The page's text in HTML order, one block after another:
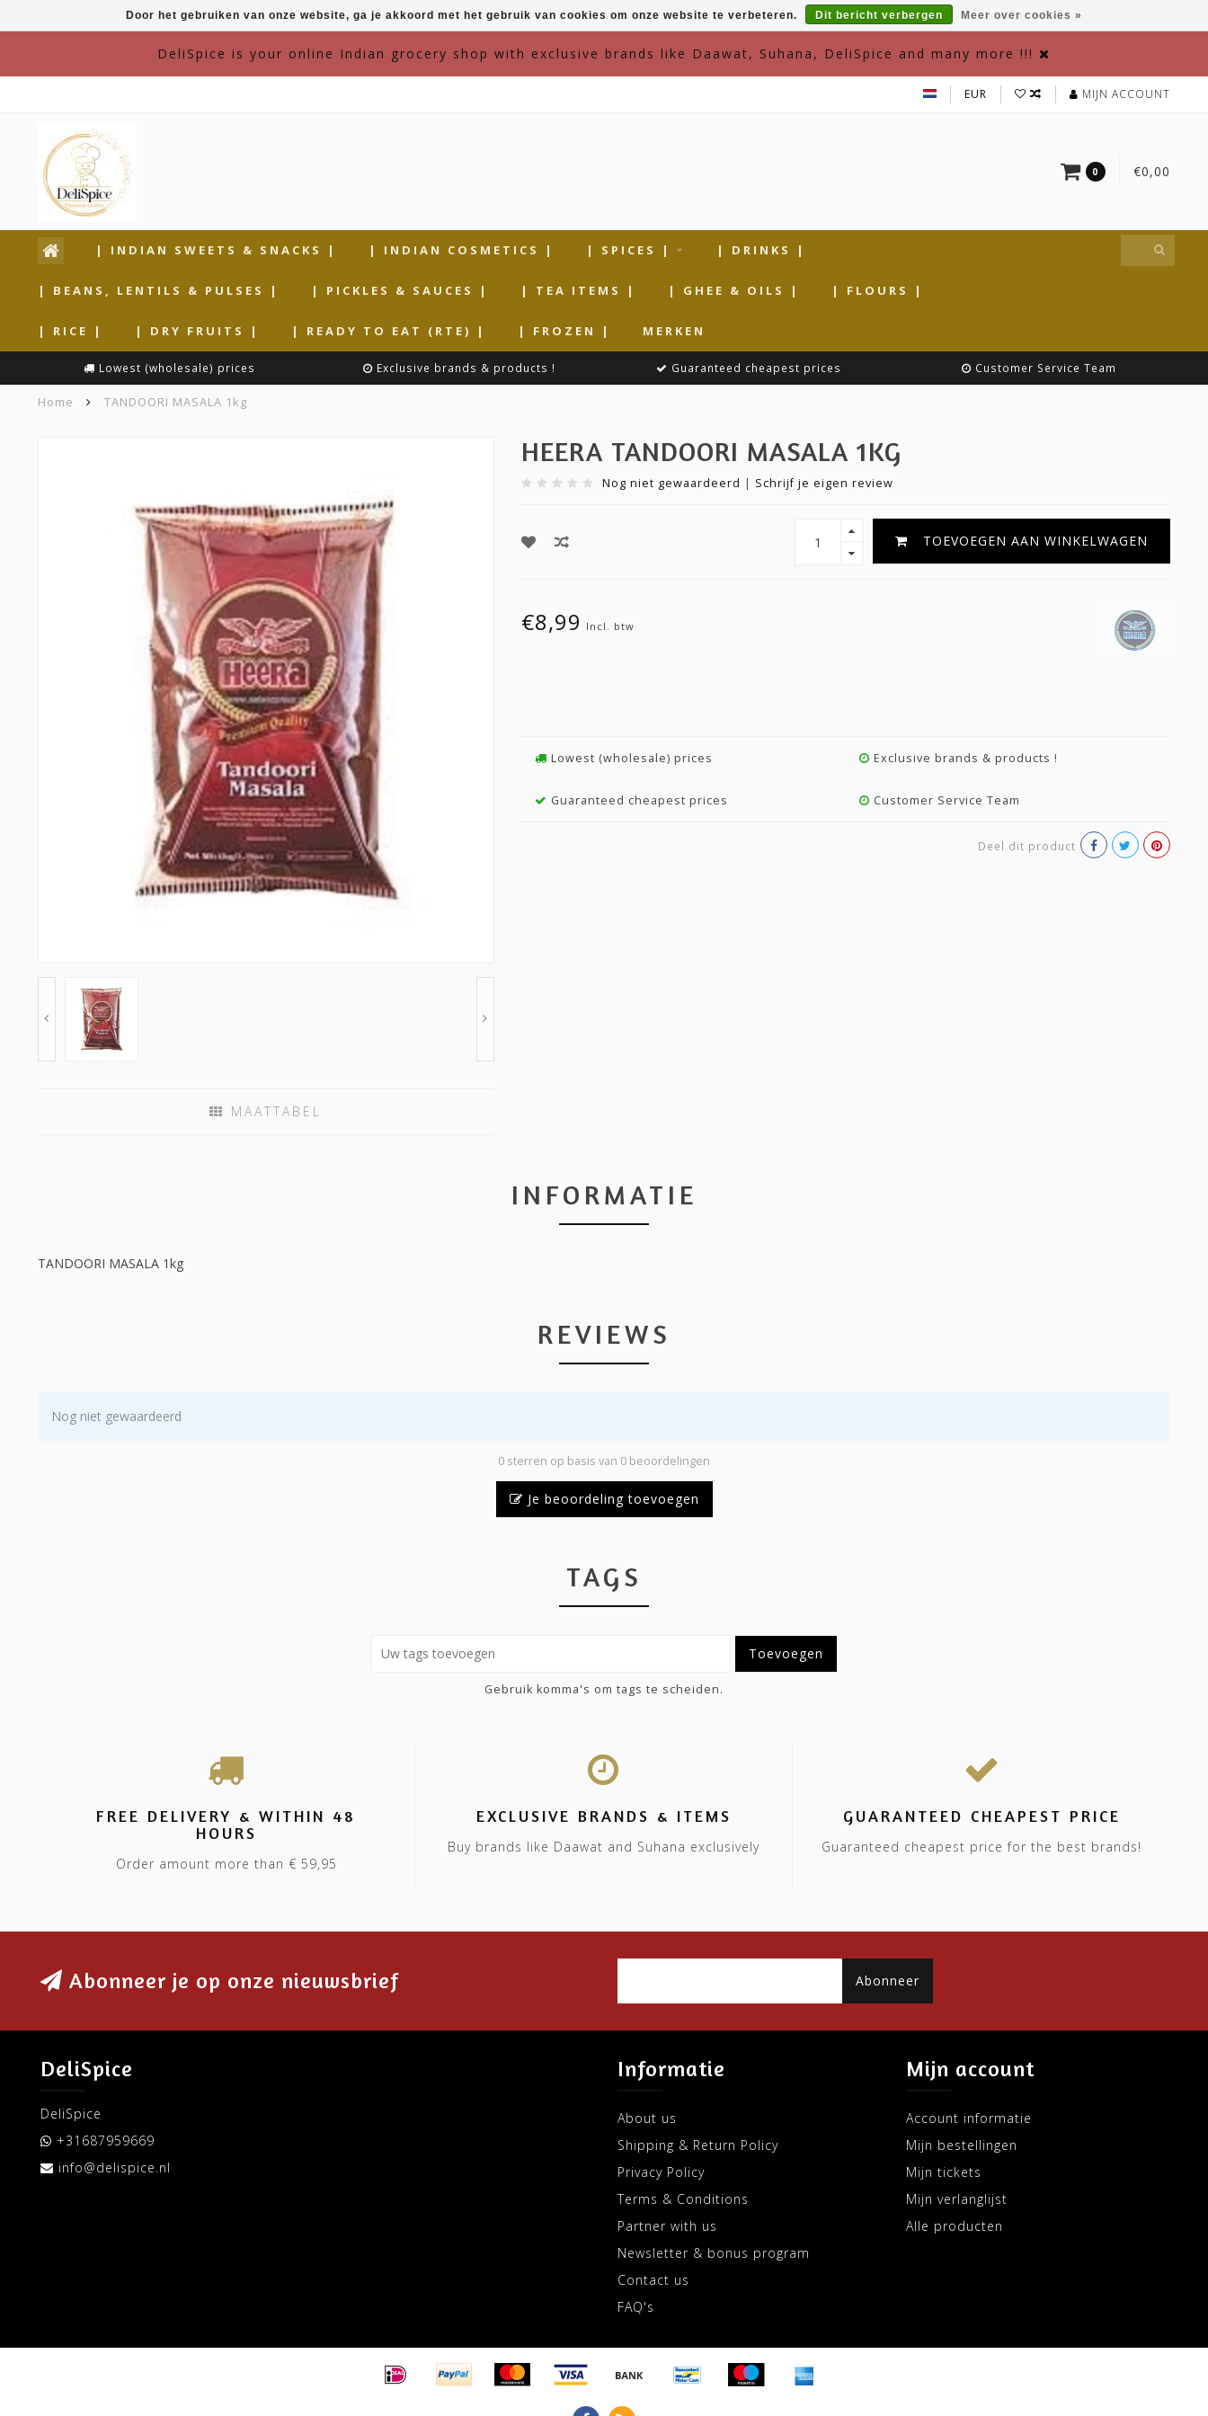
DeliSpice is your online Indian grocery shop with exclusive brands like Daawat, Suhana, DeliSpice and many more !!!
EUR MIJN ACCOUNT
0 €0,00
| INDIAN SWEETS & SNACKS | | INDIAN COSMETICS | | SPICES | | DRINKS |
| BEANS, LENTILS & PULSES | | PICKLES & SAUCES | | TEA ITEMS | | GHEE & OILS | | FLOURS |
| RICE | | DRY FRUITS | | READY TO EAT (RTE) | | FROZEN | MERKEN
Lowest (wholesale) prices Exclusive brands & products ! Guaranteed cheapest prices Customer Service Team
Home TANDOORI MASALA 1kg
MAATTABEL
HEERA TANDOORI MASALA 1KG
Nog niet gewaardeerd | Schrijf je eigen review
TOEVOEGEN AAN WINKELWAGEN
€8,99 Incl. btw
Lowest (wholesale) prices Exclusive brands & products !
Guaranteed cheapest prices Customer Service Team
Deel dit product
INFORMATIE
TANDOORI MASALA 1kg
REVIEWS
Nog niet gewaardeerd
0 sterren op basis van 0 beoordelingen
Je beoordeling toevoegen
TAGS
Toevoegen
Gebruik komma's om tags te scheiden.
Door het gebruiken van onze website, ga je akkoord met het gebruik van cookies om onze website te verbeteren. Dit bericht verbergen Meer over cookies »
FREE DELIVERY & WITHIN 48
HOURS
Order amount more than € 59,95
EXCLUSIVE BRANDS & ITEMS
Buy brands like Daawat and Suhana exclusively
GUARANTEED CHEAPEST PRICE
Guaranteed cheapest price for the best brands!
Abonneer je op onze nieuwsbrief Abonneer
DeliSpice
DeliSpice
+31687959669
info@delispice.nl
Informatie
About us
Shipping & Return Policy
Privacy Policy
Terms & Conditions
Partner with us
Newsletter & bonus program
Contact us
FAQ's
Mijn account
Account informatie
Mijn bestellingen
Mijn tickets
Mijn verlanglijst
Alle producten